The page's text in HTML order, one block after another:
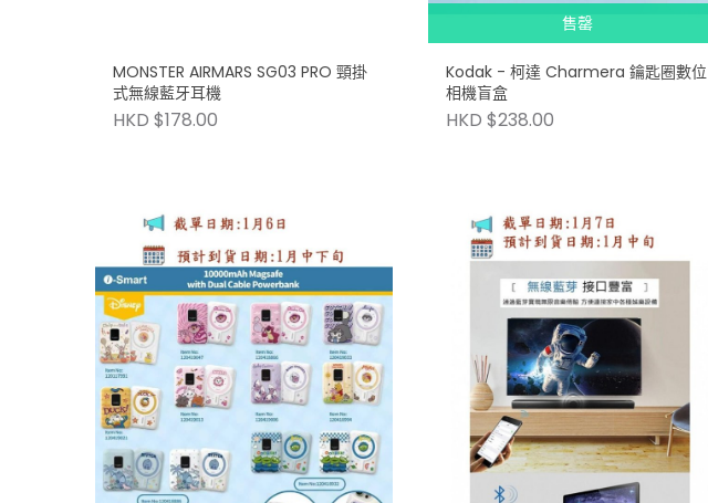
MONSTER AIRMARS SG03 PRO 頸掛
式無線藍牙耳機
HKD $178.00
售罄
Kodak - 柯達 Charmera 鑰匙圈數位
相機盲盒
HKD $238.00